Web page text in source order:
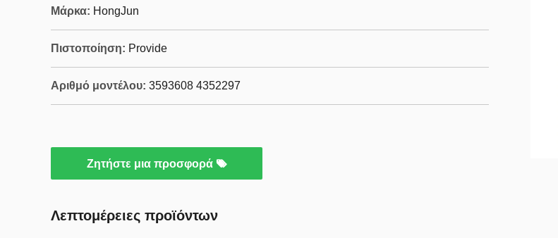
Μάρκα: HongJun
Πιστοποίηση: Provide
Αριθμό μοντέλου: 3593608 4352297
Ζητήστε μια προσφορά
Λεπτομέρειες προϊόντων